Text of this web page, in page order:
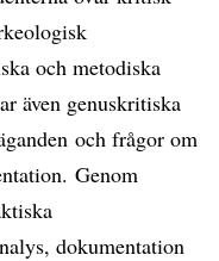
och metodiska
även genuskritiska
och frågor om
Genom
dokumentation